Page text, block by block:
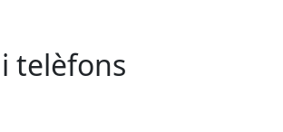
telèfons